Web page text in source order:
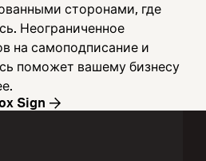
сторонами, где
Неограниченное
на самоподписание и
поможет вашему бизнесу
Sign